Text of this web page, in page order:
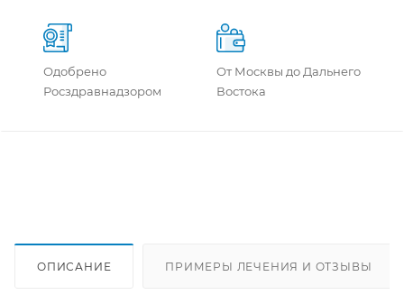
Одобрено
Росздравнадзором
От Москвы до Дальнего
Востока
ОПИСАНИЕ ПРИМЕРЫ ЛЕЧЕНИЯ И ОТЗЫВЫ